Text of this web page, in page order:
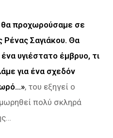
θα προχωρούσαμε σε
Ρένας Σαγιάκου. Θα
υγιέστατο έμβρυο, τι
για ένα σχεδόν
, του εξηγεί ο
πολύ σκληρά